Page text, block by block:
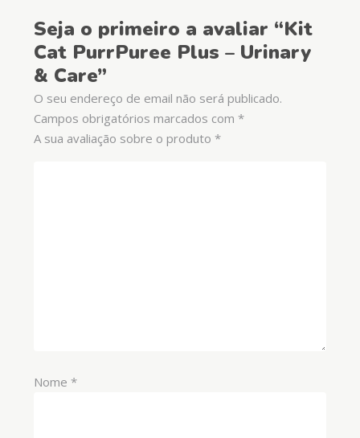
Seja o primeiro a avaliar “Kit
Cat PurrPuree Plus – Urinary
& Care”
O seu endereço de email não será publicado.
Campos obrigatórios marcados com *
A sua avaliação sobre o produto *
Nome *